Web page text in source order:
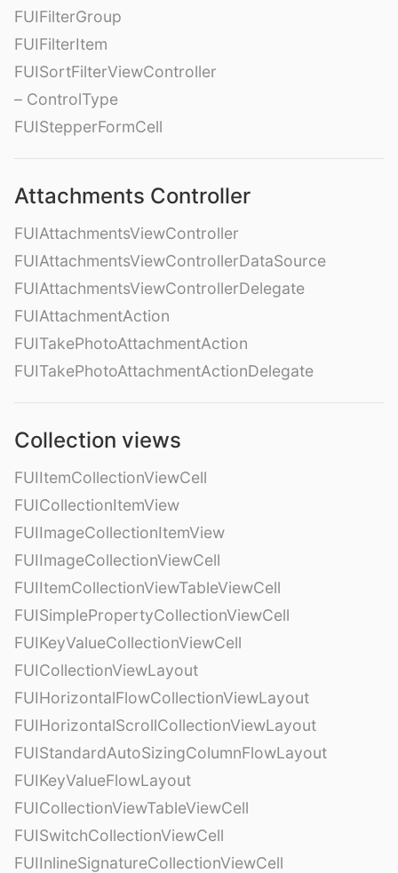
FUIFilterGroup
FUIFilterItem
FUISortFilterViewController
– ControlType
FUIStepperFormCell
Attachments Controller
FUIAttachmentsViewController
FUIAttachmentsViewControllerDataSource
FUIAttachmentsViewControllerDelegate
FUIAttachmentAction
FUITakePhotoAttachmentAction
FUITakePhotoAttachmentActionDelegate
Collection views
FUIItemCollectionViewCell
FUICollectionItemView
FUIImageCollectionItemView
FUIImageCollectionViewCell
FUIItemCollectionViewTableViewCell
FUISimplePropertyCollectionViewCell
FUIKeyValueCollectionViewCell
FUICollectionViewLayout
FUIHorizontalFlowCollectionViewLayout
FUIHorizontalScrollCollectionViewLayout
FUIStandardAutoSizingColumnFlowLayout
FUIKeyValueFlowLayout
FUICollectionViewTableViewCell
FUISwitchCollectionViewCell
FUIInlineSignatureCollectionViewCell